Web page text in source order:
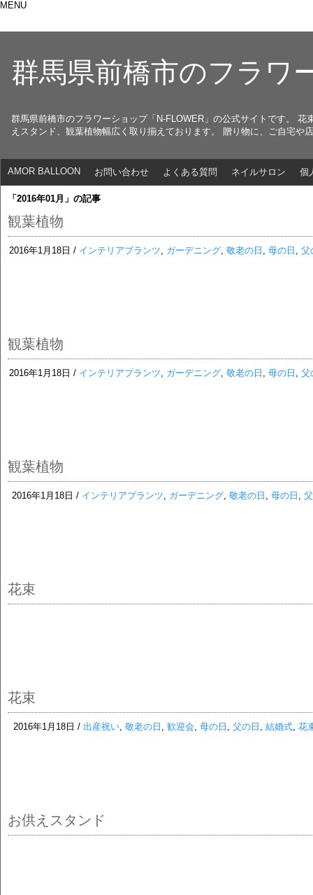
MENU
群馬県前橋市のフラワ
群馬県前橋市のフラワーショップ「N-FLOWER」の公式サイトです。
えスタンド、観葉植物幅広く取り揃えております。 贈り物に、ご自宅や
AMOR BALLOON お問い合わせ よくある質問 ネイルサロン 個
「2016年01月」の記事
観葉植物
2016年1月18日 / インテリアプランツ, ガーデニング, 敬老の日 , 母の日 , 父
観葉植物
2016年1月18日 / インテリアプランツ, ガーデニング, 敬老の日 , 母の日 , 父
観葉植物
2016年1月18日 / インテリアプランツ, ガーデニング, 敬老の日 , 母の日 ,
花束
花束
2016年1月18日 / 出産祝い, 敬老の日 , 歓迎会, 母の日 , 父の日 , 結婚式, 花
お供えスタンド